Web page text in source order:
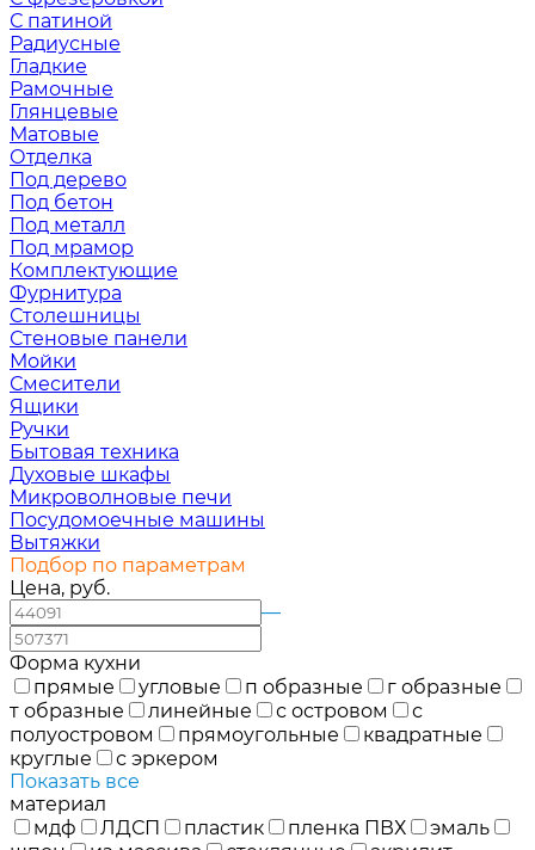
С патиной
Радиусные
Гладкие
Рамочные
Глянцевые
Матовые
Отделка
Под дерево
Под бетон
Под металл
Под мрамор
Комплектующие
Фурнитура
Столешницы
Стеновые панели
Мойки
Смесители
Ящики
Ручки
Бытовая техника
Духовые шкафы
Микроволновые печи
Посудомоечные машины
Вытяжки
Подбор по параметрам
Цена, руб.
—
Форма кухни
прямые
угловые п образные
г образные
т образные
линейные с островом
с
полуостровом
прямоугольные
квадратные
круглые
с эркером
Показать все
материал
мдф
ЛДСП пластик пленка ПВХ
эмаль